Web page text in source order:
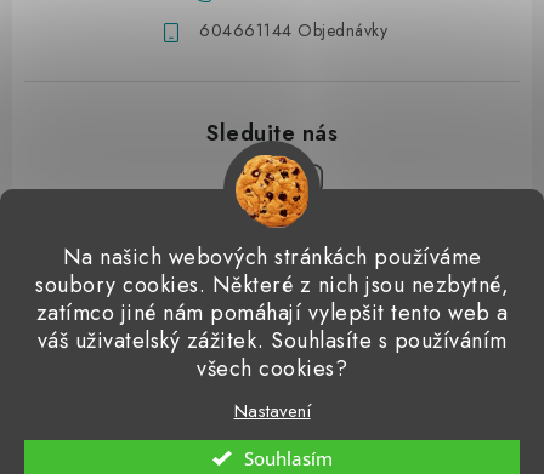
Na našich webových stránkách používáme
soubory cookies. Některé z nich jsou nezbytné,
zatímco jiné nám pomáhají vylepšit tento web a
váš uživatelský zážitek. Souhlasíte s používáním
všech cookies?
Nastavení
Souhlasím
604661144 Objednávky
Přijímáme online platby
Detailingclub Dodo Juice Gyeon Quartz ValetPRO
Microfiber Madness
Copyright 2026Detailingshop. Všechna práva vyhrazena.